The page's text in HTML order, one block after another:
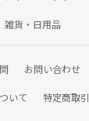
雑貨・日用品
お問い合わせ
いて 特定商取